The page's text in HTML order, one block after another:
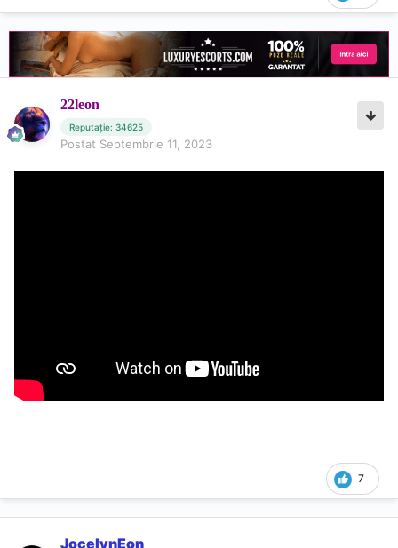
22leon
Reputație: 34625
Postat Septembrie 11, 2023
7
JocelynEon